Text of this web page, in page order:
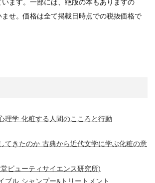
ます。一部には、絶版の本もありますの
せ。価格は全て掲載日時点での税抜価格で
理学 化粧する人間のこころと行動
てきたのか 古典から近代文学に学ぶ化粧の意
ビューティサイエンス研究所)
ブル シャンプー&トリートメント